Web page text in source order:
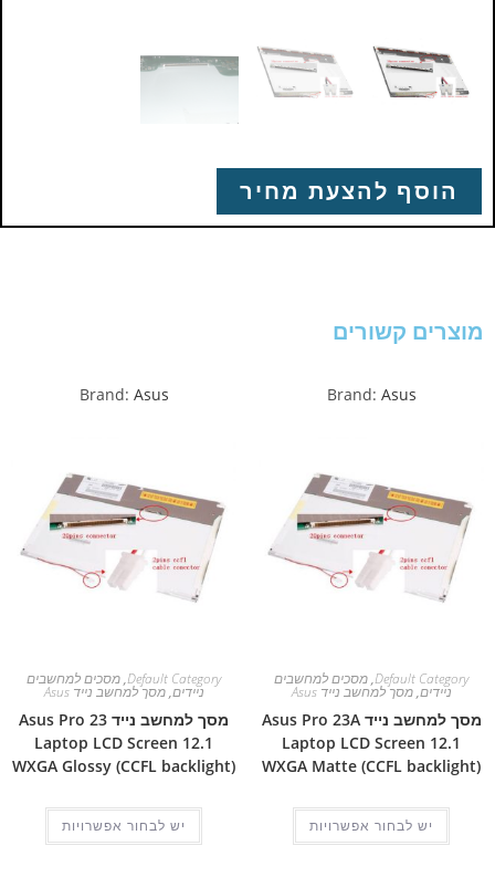
הוסף להצעת מחיר
מוצרים קשורים
Brand: Asus
Default Category
,מסכים למחשבים
ניידים,מסך למחשב נייד Asus
מסך למחשב נייד Asus Pro 23A
Laptop LCD Screen 12.1
WXGA Matte (CCFL backlight)
יש לבחור אפשרויות
Brand: Asus
Default Category
,מסכים למחשבים
ניידים,מסך למחשב נייד Asus
מסך למחשב נייד Asus Pro 23
Laptop LCD Screen 12.1
WXGA Glossy (CCFL backlight)
יש לבחור אפשרויות